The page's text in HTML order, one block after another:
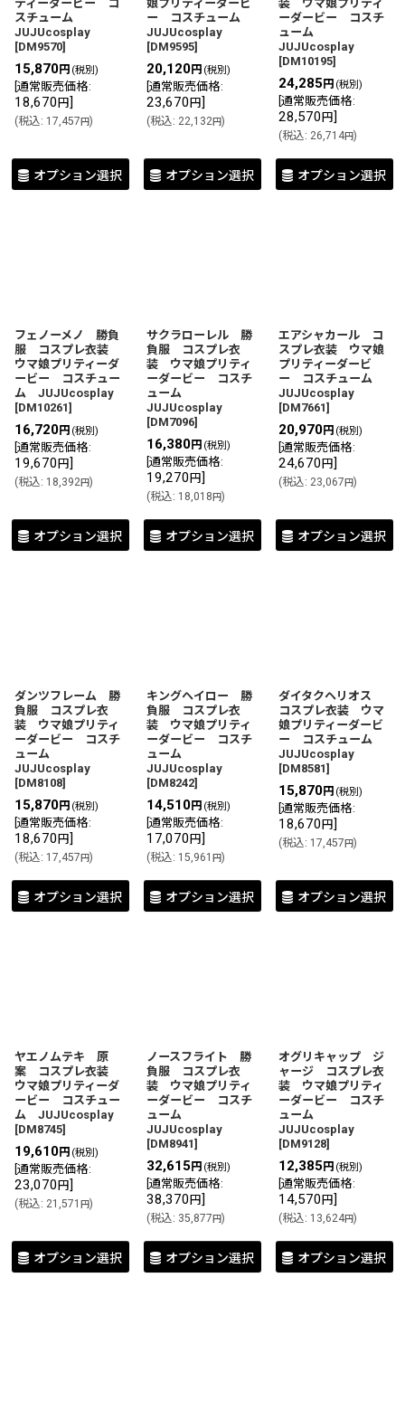
ティーダービー コ
スチューム
JUJUcosplay
[DM9570]
15,870円 (税別)
通常販売価格:
18,670 円]
(税込: 17,457円)
オプション選択
娘プリティーダービ
ー コスチューム
JUJUcosplay
[DM9595]
20,120円 (税別)
通常販売価格:
23,670 円]
(税込: 22,132円)
オプション選択
装 ウマ娘プリティ
ーダービー コスチ
ューム
JUJUcosplay
[DM10195]
24,285 円 (税別)
通常販売価格:
28,570 円]
(税込: 26,714円)
オプション選択
フェノーメノ 勝負
服 コスプレ衣装
ウマ娘プリティーダ
ービー コスチュー
ム JUJUcosplay
[DM10261]
16,720円 (税別)
通常販売価格:
19,670 円]
(税込: 18,392円)
オプション選択
サクラローレル 勝
負服 コスプレ衣
装 ウマ娘プリティ
ーダービー コスチ
ューム
JUJUcosplay
[DM7096]
16,380円 (税別)
通常販売価格:
19,270 円]
(税込: 18,018円)
オプション選択
エアシャカール コ
スプレ衣装 ウマ娘
プリティーダービ
ー コスチューム
JUJUcosplay
[DM7661]
20,970円 (税別)
通常販売価格:
24,670 円]
(税込: 23,067円)
オプション選択
ダンツフレーム 勝
負服 コスプレ衣
装 ウマ娘プリティ
ーダービー コスチ
ューム
JUJUcosplay
[DM8108]
15,870円 (税別)
通常販売価格:
18,670 円]
(税込: 17,457円)
オプション選択
キングヘイロー 勝
負服 コスプレ衣
装 ウマ娘プリティ
ーダービー コスチ
ューム
JUJUcosplay
[DM8242]
14,510円 (税別)
通常販売価格:
17,070 円]
(税込: 15,961 円)
オプション選択
ダイタクヘリオス
コスプレ衣装 ウマ
娘プリティーダービ
ー コスチューム
JUJUcosplay
[DM8581]
15,870円 (税別)
通常販売価格:
18,670 円]
(税込: 17,457円)
オプション選択
ヤエノムテキ 原
案 コスプレ衣装
ウマ娘プリティーダ
ービー コスチュー
ム JUJUcosplay
[DM8745]
19,610円 (税別)
通常販売価格:
23,070 円]
(税込: 21,571 円)
オプション選択
ノースフライト 勝
負服 コスプレ衣
装 ウマ娘プリティ
ーダービー コスチ
ューム
JUJUcosplay
[DM8941]
32,615 円 (税別)
通常販売価格:
38,370 円]
(税込: 35,877円)
オプション選択
オグリキャップ ジ
ャージ コスプレ衣
装 ウマ娘プリティ
ーダービー コスチ
ューム
JUJUcosplay
[DM9128]
12,385 円 (税別)
通常販売価格:
14,570 円]
(税込: 13,624円)
オプション選択